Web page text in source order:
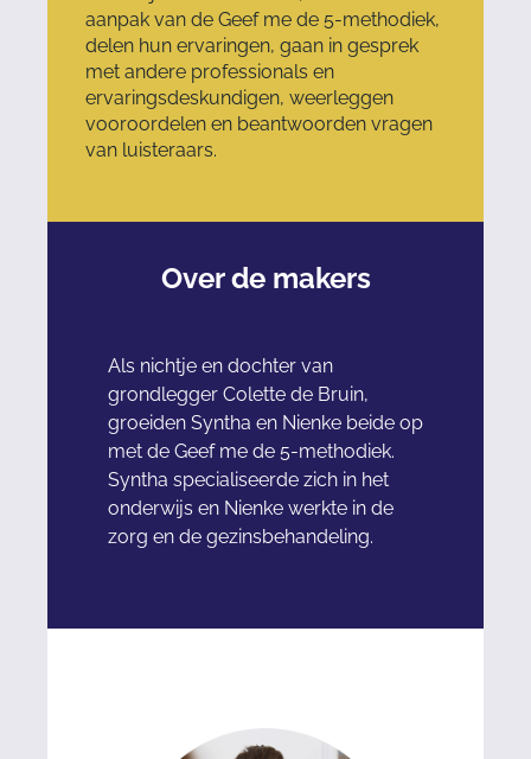
aanpak van de Geef me de 5-methodiek,
delen hun ervaringen, gaan in gesprek
met andere professionals en
ervaringsdeskundigen, weerleggen
vooroordelen en beantwoorden vragen
van luisteraars.
Over de makers
Als nichtje en dochter van
grondlegger Colette de Bruin,
groeiden Syntha en Nienke beide op
met de Geef me de 5-methodiek.
Syntha specialiseerde zich in het
onderwijs en Nienke werkte in de
zorg en de gezinsbehandeling.